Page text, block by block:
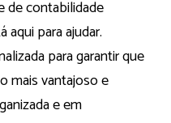
de contabilidade
aqui para ajudar.
para garantir que
mais vantajoso e
e em